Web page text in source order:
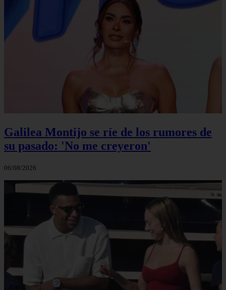
Galilea Montijo se ríe de los rumores de
su pasado: 'No me creyeron'
06/08/2026